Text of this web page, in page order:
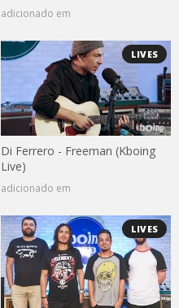
adicionado em
LIVES
Di Ferrero - Freeman (Kboing
Live)
adicionado em
LIVES